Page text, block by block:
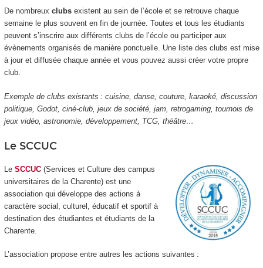
De nombreux clubs existent au sein de l’école et se retrouve chaque
semaine le plus souvent en fin de journée. Toutes et tous les étudiants
peuvent s’inscrire aux différents clubs de l’école ou participer aux
évènements organisés de manière ponctuelle. Une liste des clubs est mise
à jour et diffusée chaque année et vous pouvez aussi créer votre propre
club.
Exemple de clubs existants : cuisine, danse, couture, karaoké, discussion
politique, Godot, ciné-club, jeux de société, jam, retrogaming, tournois de
jeux vidéo, astronomie, développement, TCG, théâtre…
Le SCCUC
Le SCCUC (Services et Culture des campus
universitaires de la Charente) est une
association qui développe des actions à
caractère social, culturel, éducatif et sportif à
destination des étudiantes et étudiants de la
Charente.
L’association propose entre autres les actions suivantes :